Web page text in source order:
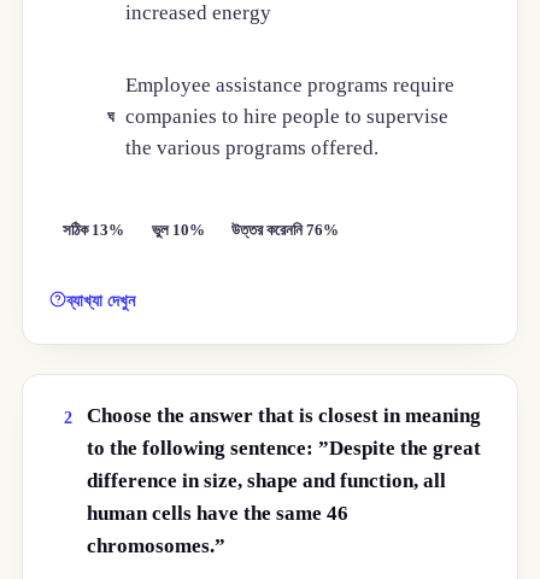
increased energy
ঘ
Employee assistance programs require
companies to hire people to supervise
the various programs offered.
সঠিক 13% ভুল 10% উত্তর করেননি 76%
ব্যাখ্যা দেখুন
2
Choose the answer that is closest in meaning
to the following sentence: ”Despite the great
difference in size, shape and function, all
human cells have the same 46
chromosomes.”